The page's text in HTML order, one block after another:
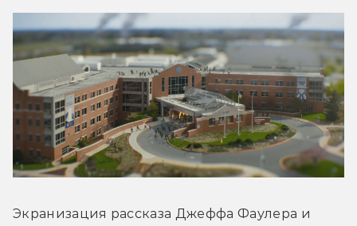
Экранизация рассказа Джеффа Фаулера и